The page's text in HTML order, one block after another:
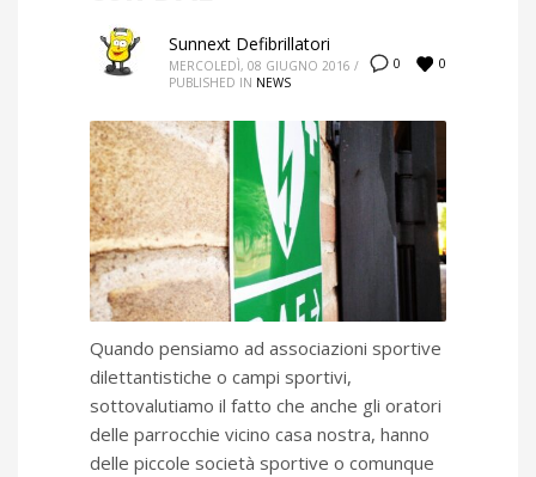
0 0
Sunnext Defibrillatori
MERCOLEDÌ, 08 GIUGNO 2016 /
PUBLISHED IN NEWS
Quando pensiamo ad associazioni sportive
dilettantistiche o campi sportivi,
sottovalutiamo il fatto che anche gli oratori
delle parrocchie vicino casa nostra, hanno
delle piccole società sportive o comunque